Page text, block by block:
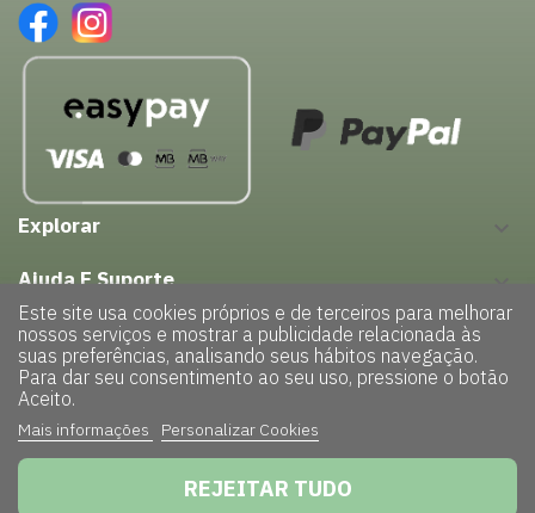
Explorar keyboard_arrow_down
Ajuda E Suporte
Este site usa cookies próprios e de terceiros para melhorar
nossos serviços e mostrar a publicidade relacionada às
suas preferências, analisando seus hábitos navegação.
Para dar seu consentimento ao seu uso, pressione o botão
Aceito.
Mais informações Personalizar Cookies
REJEITAR TUDO
Powered byTRIGÉNIUS |Politica de Privacidade